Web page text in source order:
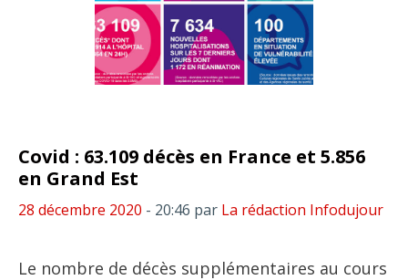
Covid : 63.109 décès en France et 5.856
en Grand Est
28 décembre 2020 - 20:46 par La rédaction Infodujour
Le nombre de décès supplémentaires au cours